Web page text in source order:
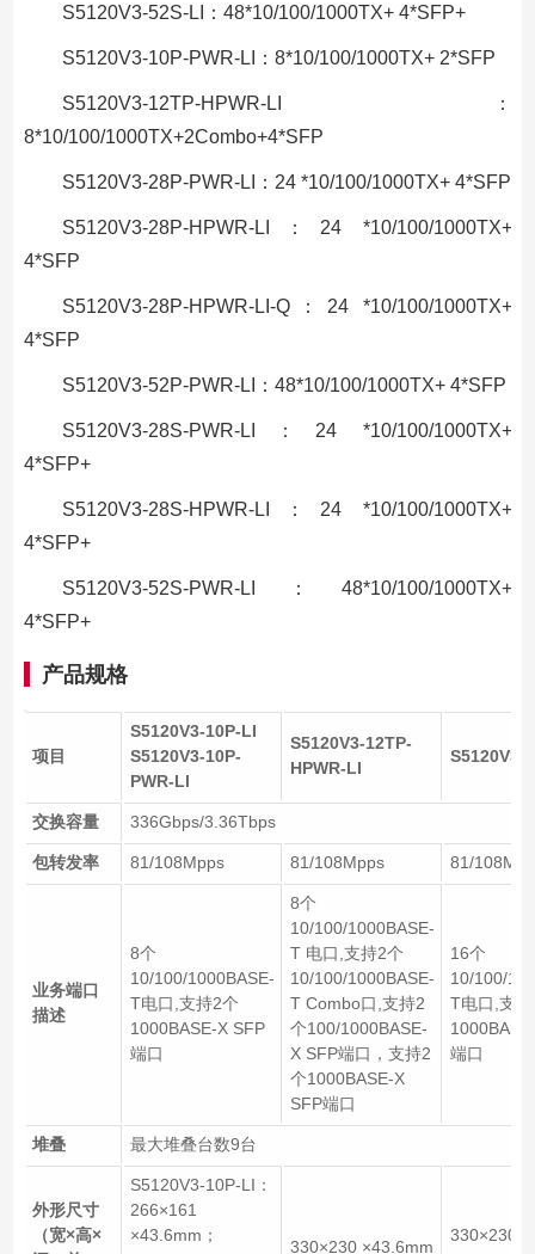
S5120V3-52S-LI：48*10/100/1000TX+ 4*SFP+
S5120V3-10P-PWR-LI：8*10/100/1000TX+ 2*SFP
S5120V3-12TP-HPWR-LI：
8*10/100/1000TX+2Combo+4*SFP
S5120V3-28P-PWR-LI：24 *10/100/1000TX+ 4*SFP
S5120V3-28P-HPWR-LI：24 *10/100/1000TX+
4*SFP
S5120V3-28P-HPWR-LI-Q：24 *10/100/1000TX+
4*SFP
S5120V3-52P-PWR-LI：48*10/100/1000TX+ 4*SFP
S5120V3-28S-PWR-LI：24 *10/100/1000TX+
4*SFP+
S5120V3-28S-HPWR-LI：24 *10/100/1000TX+
4*SFP+
S5120V3-52S-PWR-LI：48*10/100/1000TX+
4*SFP+
产品规格
项目
S5120V3-10P-LI
S5120V3-10P-
PWR-LI
S5120V3-12TP-
HPWR-LI
S5120V3-
交换容量 336Gbps/3.36Tbps
包转发率 81/108Mpps 81/108Mpps 81/
业务端口
描述
8个
10/100/1000BASE-
T电口,支持2个
1000BASE-X SFP
端口
8个
10/100/1000BASE-
T 电口,支持2个
10/100/1000BASE-
T Combo口,支持2
个100/1000BASE-
X SFP端口，支持2
个1000BASE-X
SFP端口
16个
10/100/
T电口,支
端口
堆叠 最大堆叠台数9台
外形尺寸
（宽×高×
S5120V3-10P-LI：
266×161
×43.6mm；
330×230 ×43.6mm
330×230